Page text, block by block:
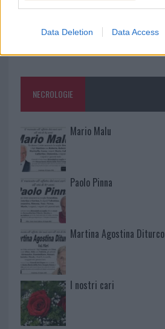
Data Deletion Data Access
NECROLOGIE
Mario Malu
Paolo Pinna
Martina Agostina Diturco
I nostri cari